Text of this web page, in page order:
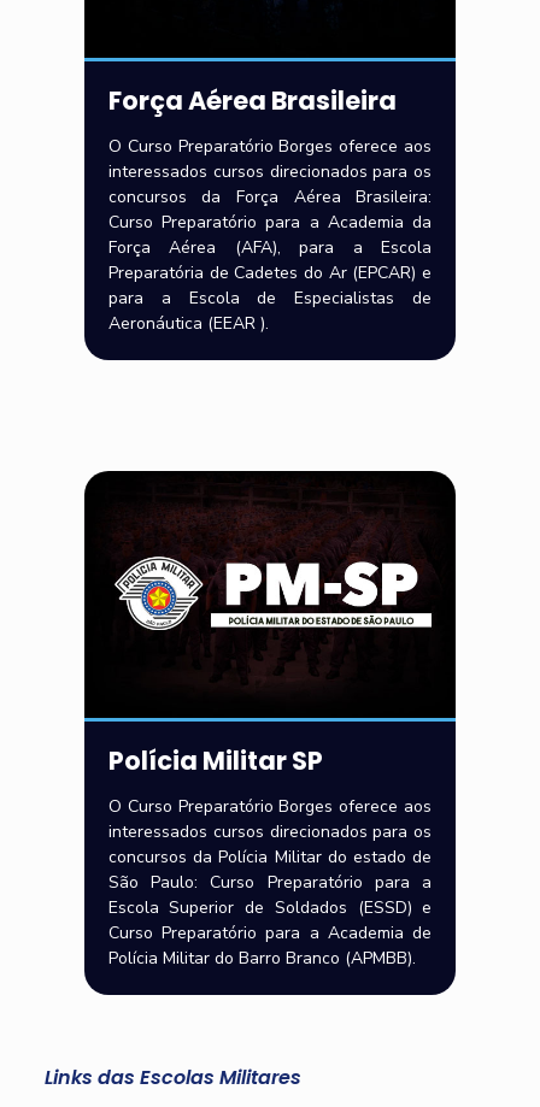
Força Aérea Brasileira
O Curso Preparatório Borges oferece aos
interessados cursos direcionados para os
concursos da Força Aérea Brasileira:
Curso Preparatório para a Academia da
Força Aérea (AFA), para a Escola
Preparatória de Cadetes do Ar (EPCAR) e
para a Escola de Especialistas de
Aeronáutica (EEAR ).
Polícia Militar SP
O Curso Preparatório Borges oferece aos
interessados cursos direcionados para os
concursos da Polícia Militar do estado de
São Paulo: Curso Preparatório para a
Escola Superior de Soldados (ESSD) e
Curso Preparatório para a Academia de
Polícia Militar do Barro Branco (APMBB).
Links das Escolas Militares